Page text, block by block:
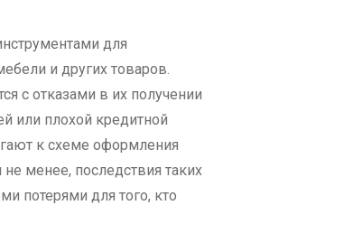
и других товаров.
с отказами в их получении
или плохой кредитной
к схеме оформления
менее, последствия таких
потерями для того, кто